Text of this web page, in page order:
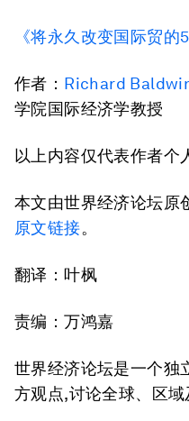
《将永久改变国际贸的
作者： Richard
学院国际经济学教授
以上内容仅代表作者个
本文由世界经济论坛原
原文链接。
翻译：叶枫
责编：万鸿嘉
世界经济论坛是一个独
方观点,讨论全球、区域